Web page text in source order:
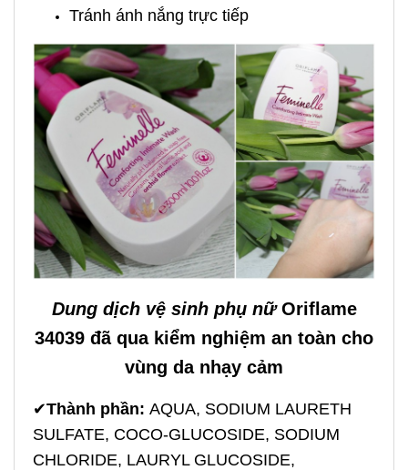
Tránh ánh nắng trực tiếp
Dung dịch vệ sinh phụ nữOriflame
34039 đã qua kiểm nghiệm an toàn cho
vùng da nhạy cảm
✔Thành phần: AQUA, SODIUM LAURETH
SULFATE, COCO-GLUCOSIDE, SODIUM
CHLORIDE, LAURYL GLUCOSIDE,